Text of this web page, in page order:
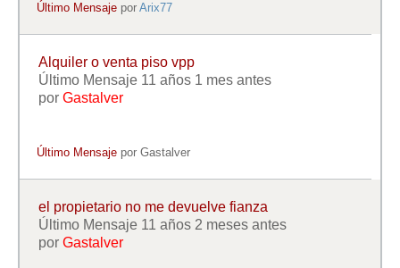
Último Mensaje porArix77
Alquiler o venta piso vpp
Último Mensaje 11 años 1 mes antes
por Gastalver
Último Mensaje porGastalver
el propietario no me devuelve fianza
Último Mensaje 11 años 2 meses antes
por Gastalver